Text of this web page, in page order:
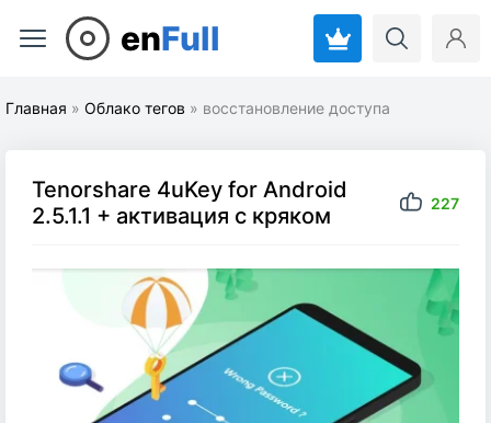
enFull
Главная » Облако тегов » восстановление доступа
Tenorshare 4uKey for Android
2.5.1.1 + активация с кряком
227